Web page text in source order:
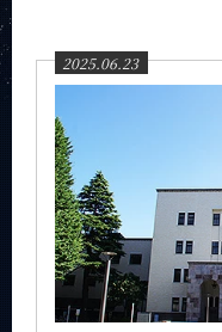
2025.06.23
教員・研究室
未来
Future
入学案内
Admissions
地球惑星科学系 News
News